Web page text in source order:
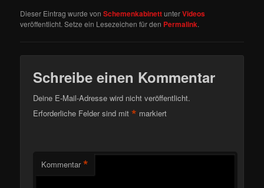
Dieser Eintrag wurde vonSchemenkabinettunterVideos
veröffentlicht. Setze ein Lesezeichen für den Permalink.
Schreibe einen Kommentar
Deine E-Mail-Adresse wird nicht veröffentlicht.
Erforderliche Felder sind mit* markiert
Kommentar *